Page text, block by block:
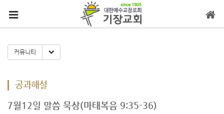
커뮤니티 Toggle Dropdown
공과해설
7월12일 말씀 묵상(마태복음 9:35-36)